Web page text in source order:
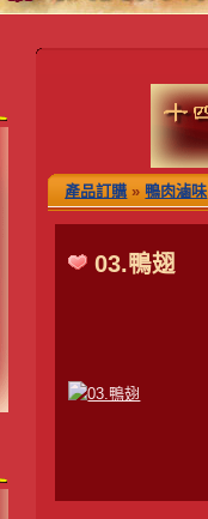
產品訂購 » 鴨肉滷味
03.鴨翅